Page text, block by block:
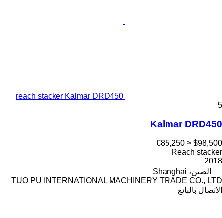
reach stacker Kalmar DRD450
5
Kalmar DRD450
$98,500
≈ €85,250
Reach stacker
2018
الصين، Shanghai
TUO PU INTERNATIONAL MACHINERY TRADE CO., LTD
الاتصال بالبائع